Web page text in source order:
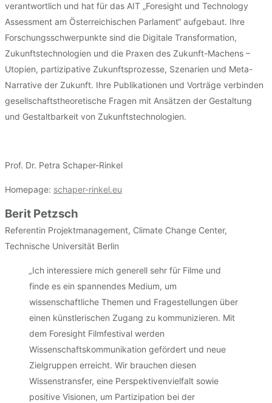
verantwortlich und hat für das AIT „Foresight und Technology
Assessment am Österreichischen Parlament“ aufgebaut. Ihre
Forschungsschwerpunkte sind die Digitale Transformation,
Zukunftstechnologien und die Praxen des Zukunft-Machens –
Utopien, partizipative Zukunftsprozesse, Szenarien und Meta-
Narrative der Zukunft. Ihre Publikationen und Vorträge verbinden
gesellschaftstheoretische Fragen mit Ansätzen der Gestaltung
und Gestaltbarkeit von Zukunftstechnologien.
Prof. Dr. Petra Schaper-Rinkel
Homepage: schaper-rinkel.eu
Berit Petzsch
Referentin Projektmanagement, Climate Change Center,
Technische Universität Berlin
„Ich interessiere mich generell sehr für Filme und
finde es ein spannendes Medium, um
wissenschaftliche Themen und Fragestellungen über
einen künstlerischen Zugang zu kommunizieren. Mit
dem Foresight Filmfestival werden
Wissenschaftskommunikation gefördert und neue
Zielgruppen erreicht. Wir brauchen diesen
Wissenstransfer, eine Perspektivenvielfalt sowie
positive Visionen, um Partizipation bei der